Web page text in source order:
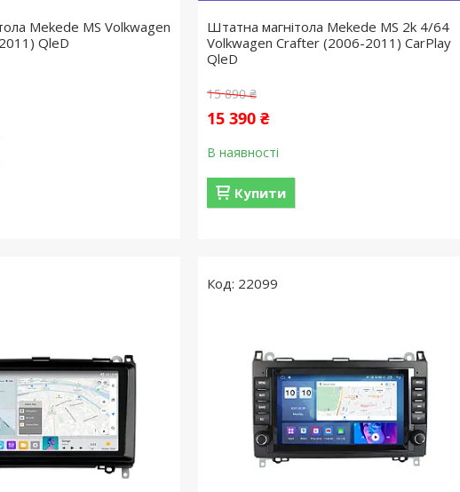
Mekede MS Volkwagen
QleD
Штатна магнітола Mekede MS 2k 4/64
Volkwagen Crafter (2006-2011) CarPlay
QleD
15 890 ₴
15 390 ₴
В наявності
Купити
22099